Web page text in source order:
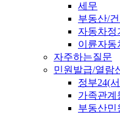
세무
부동산/
자동차정
이륜자동
자주하는질문
민원발급/열람
정부24(
가족관계
부동산민